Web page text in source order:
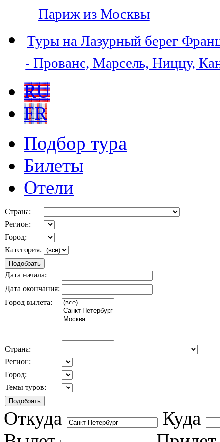
Париж из Москвы
Туры на Лазурный берег
- Прованс, Марсель, Ниццу,
RU
FR
Подбор тура
Билеты
Отели
Страна:
Регион:
Город:
Категория:
Дата начала:
Дата окончания:
Город вылета:
Страна:
Регион:
Город:
Темы туров:
Откуда
Куда